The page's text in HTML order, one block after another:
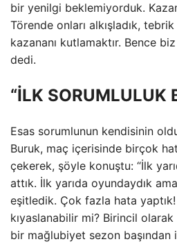
bir yenilgi beklemiyorduk.
Törende onları alkışladık,
kazananı kutlamaktır. Bence
dedi.
“İLK SORUMLULUK
Esas sorumlunun kendisinin
Buruk, maç içerisinde birçok
çekerek, şöyle konuştu: “İlk
attık. İlk yarıda oyundaydık
eşitledik. Çok fazla hata
kıyaslanabilir mi? Birincil
bir mağlubiyet sezon